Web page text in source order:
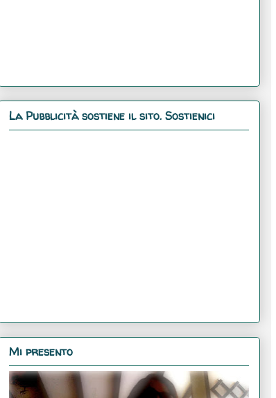
La Pubblicità sostiene il sito. Sostienici
Mi presento